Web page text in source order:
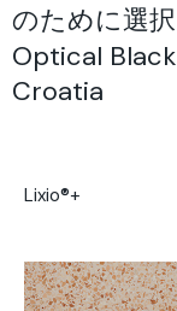
のために選
Optical
Croatia
Lixio®+